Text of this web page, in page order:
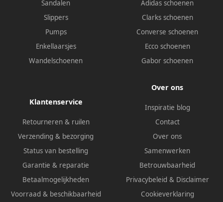
Sandalen
Slippers
Pumps
Enkellaarsjes
Wandelschoenen
Adidas schoenen
Clarks schoenen
Converse schoenen
Ecco schoenen
Gabor schoenen
Klantenservice
Retourneren & ruilen
Verzending & bezorging
Status van bestelling
Garantie & reparatie
Betaalmogelijkheden
Voorraad & beschikbaarheid
Over ons
Inspiratie blog
Contact
Over ons
Samenwerken
Betrouwbaarheid
Privacybeleid & Disclaimer
Cookieverklaring